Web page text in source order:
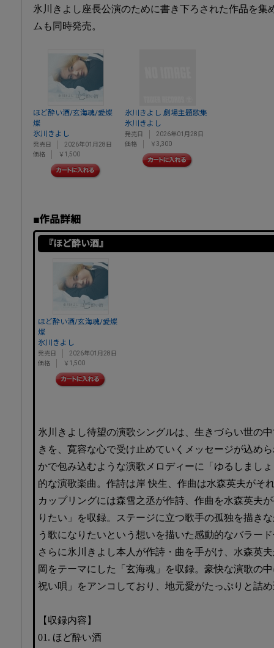
氷川きよし座長公演のために書き下ろされた作品を集
ムも同時発売。
ほど酔い酒/玄海魂/愛燦
燦
氷川きよし
発売日
2026年01月28日
価格
￥1,500
氷川きよし 劇場主題歌集
氷川きよし
発売日
2026年01月28日
価格
￥3,300
■作品詳細
『ほど酔い酒』
ほど酔い酒/玄海魂/愛燦
燦
氷川きよし
発売日
2026年01月28日
価格
￥1,500
氷川きよし待望の演歌シングルは、生きづらい世の
きを、寛容な心で受け止めていくメッセージが込め
かで包み込むような演歌メロディーに「ゆるしまし
的な演歌楽曲。作詩は岸 快生、作曲は水森英夫がそ
カップリングには森雪之丞が作詩、作曲を水森英夫
りたい」を収録。ステージに立つ歌手の孤独を描き
う歌になりたいという想いを描いた感動的なバラー
さらに氷川きよし本人が作詩・曲を手がけ、水森英
岡をテーマにした「玄海魂」を収録。豪快な演歌の
祝い唄」をアンコしており、地元愛がたっぷりと詰
【収録内容】
01. ほど酔い酒